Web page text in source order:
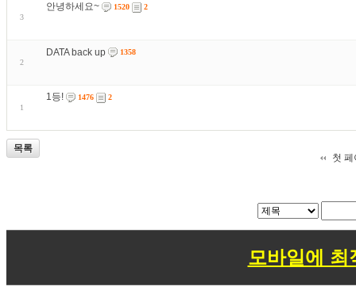
3
안녕하세요~ 1520 2
2
DATA back up 1358
1
1등! 1476 2
목록
첫 페
모바일에 최